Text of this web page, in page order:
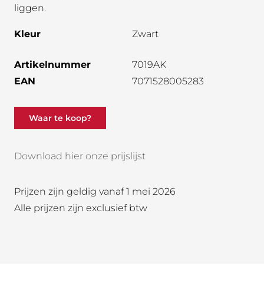
liggen.
Kleur Zwart
Artikelnummer
7019AK
EAN
7071528005283
Waar te koop?
Download hier onze prijslijst
Prijzen zijn geldig vanaf 1 mei 2026
Alle prijzen zijn exclusief btw